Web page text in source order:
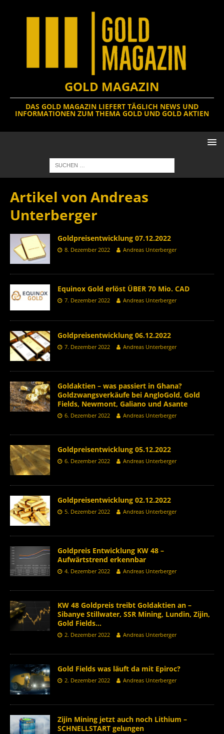
GOLD MAGAZIN
DAS GOLD MAGAZIN LIEFERT TÄGLICH NEWS UND
INFORMATIONEN ZUM THEMA GOLD UND GOLD AKTIEN
Artikel von Andreas
Unterberger
Goldpreisentwicklung 07.12.2022
8. Dezember 2022 Andreas Unterberger
Equinox Gold erlöst ÜBER 70 Mio. CAD
7. Dezember 2022 Andreas Unterberger
Goldpreisentwicklung 06.12.2022
7. Dezember 2022 Andreas Unterberger
Goldaktien – was passiert in Ghana?
Goldzwangsverkäufe bei AngloGold, Gold
Fields, Newmont, Galiano und Asante
6. Dezember 2022 Andreas Unterberger
Goldpreisentwicklung 05.12.2022
6. Dezember 2022 Andreas Unterberger
Goldpreisentwicklung 02.12.2022
5. Dezember 2022 Andreas Unterberger
Goldpreis Entwicklung KW 48 –
Aufwärtstrend erkennbar
4. Dezember 2022 Andreas Unterberger
KW 48 Goldpreis treibt Goldaktien an –
Sibanye Stillwater, SSR Mining, Lundin, Zijin,
Gold Fields…
2. Dezember 2022 Andreas Unterberger
Gold Fields was läuft da mit Epiroc?
2. Dezember 2022 Andreas Unterberger
Zijin Mining jetzt auch noch Lithium –
SCHNELLSTART gelungen